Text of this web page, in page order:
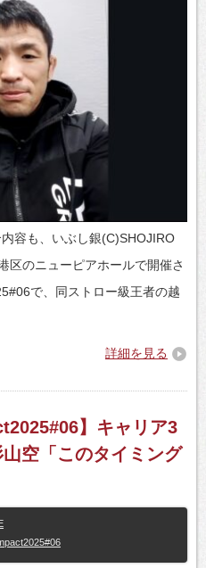
容も、いぶし銀(C)SHOJIRO
区のニューピアホールで開催さ
で、同ストロー級王者の越
詳細を見る
】キャリア3
空「このタイミング